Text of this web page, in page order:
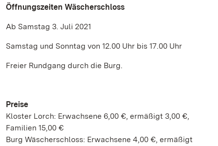
Öffnungszeiten Wäscherschloss
Ab Samstag 3. Juli 2021
Samstag und Sonntag von 12.00 Uhr bis 17.00 Uhr
Freier Rundgang durch die Burg.
Preise
Kloster Lorch: Erwachsene 6,00 €, ermäßigt 3,00 €,
Familien 15,00 €
Burg Wäscherschloss: Erwachsene 4,00 €, ermäßigt